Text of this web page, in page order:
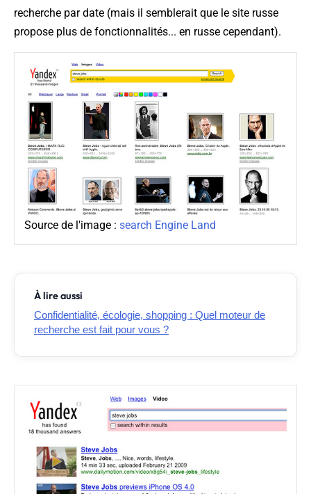
recherche par date (mais il semblerait que le site russe
propose plus de fonctionnalités... en russe cependant).
Source de l'image : search Engine Land
À lire aussi
Confidentialité, écologie, shopping : Quel moteur de
recherche est fait pour vous ?